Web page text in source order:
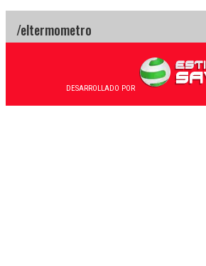
DESARROLLADO POR